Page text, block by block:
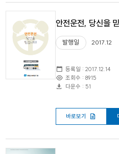
안전운전, 당신을
발행일 2017.12
등록일 : 2017.12.14
조회수 : 8915
다운수 : 51
바로보기